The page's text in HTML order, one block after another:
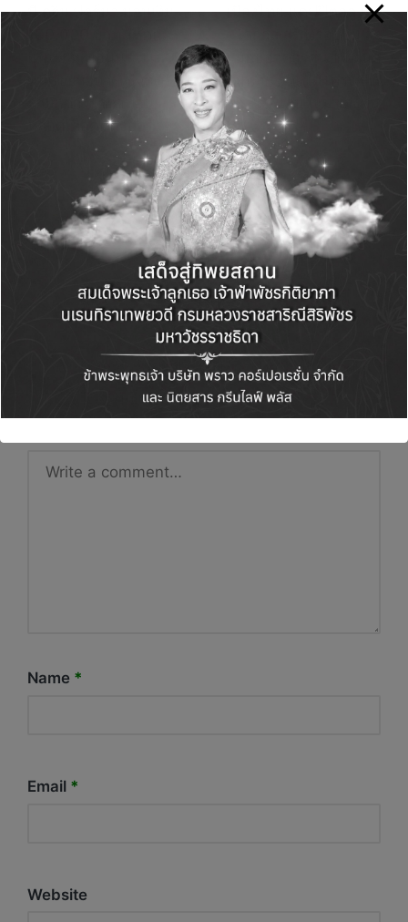
navigation
บี.กริม ฟาร์มา มอบเงิน
หน้าขยายการเข้าถึงการ
รักษาภาวะความดัน
หลอดเลือดแดงปอดสูง
เมืองไทย แคปปิตอล ปัน
เด็กเล็ก ภายใต้โครงการ
“บ้านใหม่ของหนู
Comments
No comments yet. Why don’t you start the
discussion?
Leave a Reply
Your email address will not be published.
Required fields are marked
Name *
Email *
Website